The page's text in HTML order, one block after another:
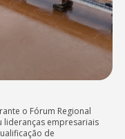
o Fórum Regional
lideranças empresariais
de